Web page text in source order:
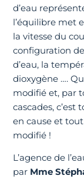
d’eau
l’équilibre met
la vitesse du
configuration
d’eau, la
dioxygène ….
modifié et, par
cascades,
en cause et
modifié !
L’agence de
par Mme